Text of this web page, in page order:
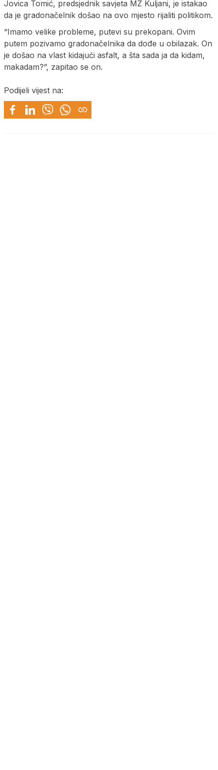
Jovica Tomić, predsjednik savjeta MZ Kuljani, je istakao
da je gradonačelnik došao na ovo mjesto rijaliti politikom.
“Imamo velike probleme, putevi su prekopani. Ovim
putem pozivamo gradonačelnika da dođe u obilazak. On
je došao na vlast kidajući asfalt, a šta sada ja da kidam,
makadam?”, zapitao se on.
Podijeli vijest na: